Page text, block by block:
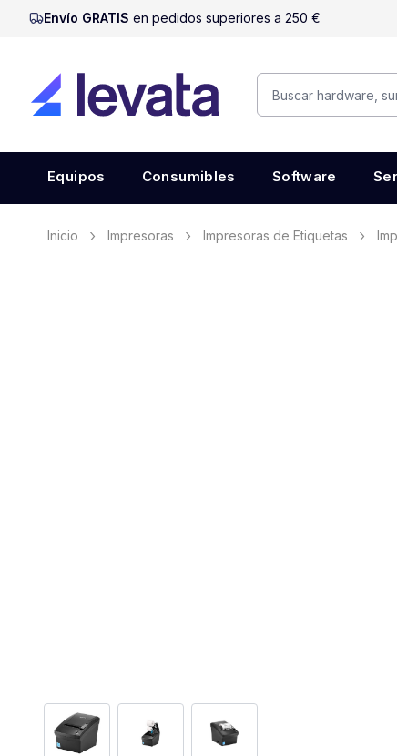
Envío GRATIS en pedidos superiores a 250 €
Equipos Consumibles Software
Inicio Impresoras Impresoras de Etiquetas
View larger imageView larger imageView larger image